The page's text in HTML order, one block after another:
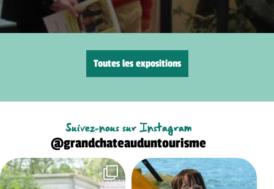
Toutes les expositions
Suivez-nous sur Instagram
@grandchateauduntourisme